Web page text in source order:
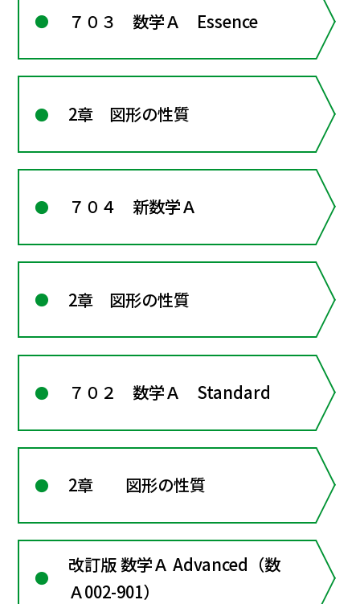
７０３ 数学Ａ Essence
2章 図形の性質
７０４ 新数学Ａ
2章 図形の性質
７０２ 数学Ａ Standard
2章 図形の性質
改訂版 数学Ａ Advanced（数
Ａ002-901）